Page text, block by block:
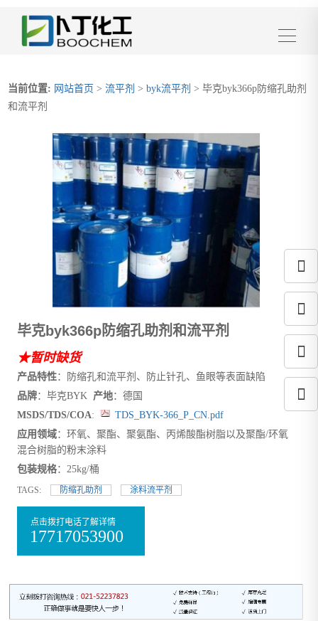
当前位置: 网站首页 >流平剂 >byk流平剂 > 毕克byk366p防缩孔助剂
和流平剂
毕克byk366p防缩孔助剂和流平剂
★暂时缺货
产品特性：防缩孔和流平剂、防止针孔、鱼眼等表面缺陷
品牌：毕克BYK 产地：德国
MSDS/TDS/COA:
TDS_BYK-366_P_CN.pdf
应用领域：环氧、聚酯、聚氨酯、丙烯酸酯树脂以及聚酯/环氧
混合树脂的粉末涂料
包装规格：25kg/桶
TAGS: 防缩孔助剂 涂料流平剂
点击拨打电话了解详情
17717053900